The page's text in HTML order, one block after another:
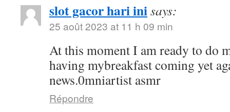
slot gacor hari inisays:
25 août 2023 at 11 h 09 min
At this moment I am ready to do
having mybreakfast coming yet
news.0mniartist asmr
Répondre